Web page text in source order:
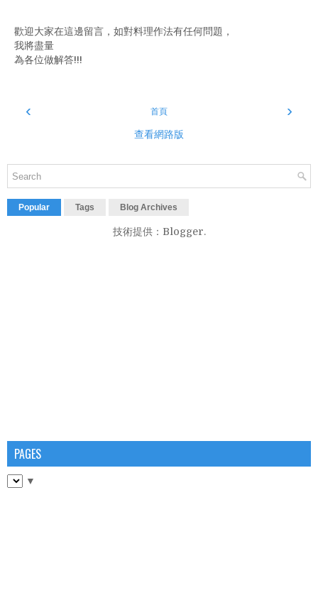
歡迎大家在這邊留言，如對料理作法有任何問題，
我將盡量
為各位做解答!!!
‹ ›
首頁
查看網路版
Popular Tags Blog Archives
技術提供： Blogger.
PAGES
▼